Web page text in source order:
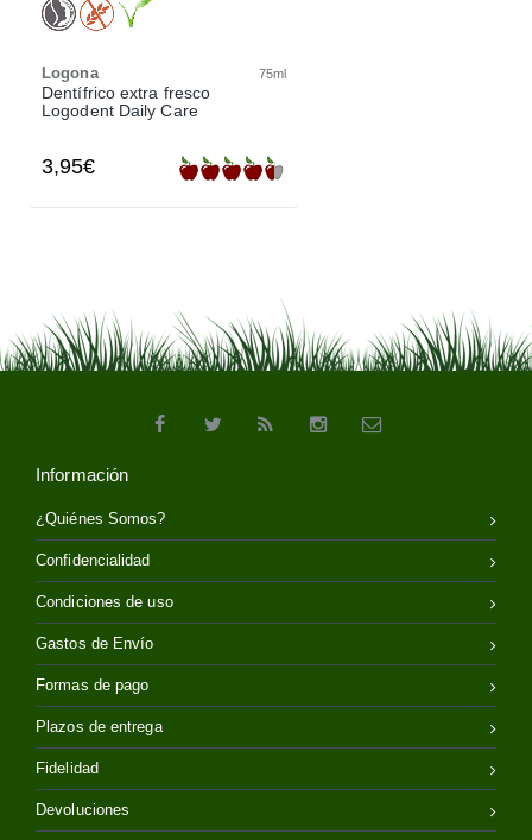
Logona 75ml
Dentífrico extra fresco
Logodent Daily Care
3,95€
Información
¿Quiénes Somos?
Confidencialidad
Condiciones de uso
Gastos de Envío
Formas de pago
Plazos de entrega
Fidelidad
Devoluciones